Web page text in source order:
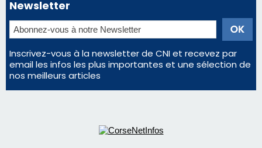
Régie publicitaire
Nous contacter
© 2026 corsenetinfos